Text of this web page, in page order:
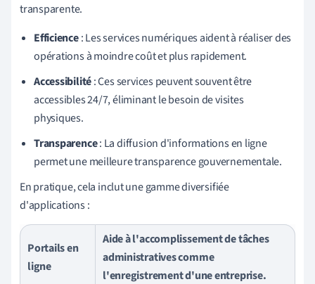
transparente.
Efficience: Les services numériques aident à réaliser des
opérations à moindre coût et plus rapidement.
Accessibilité: Ces services peuvent souvent être
accessibles 24/7, éliminant le besoin de visites
physiques.
Transparence: La diffusion d'informations en ligne
permet une meilleure transparence gouvernementale.
En pratique, cela inclut une gamme diversifiée
d'applications :
Portails en
ligne
Aide à l'accomplissement de tâches
administratives comme
l'enregistrement d'une entreprise.